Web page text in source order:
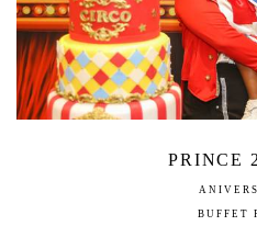
PRINCE
BUFFET